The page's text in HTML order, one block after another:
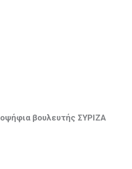
βουλευτής ΣΥΡΙΖΑ